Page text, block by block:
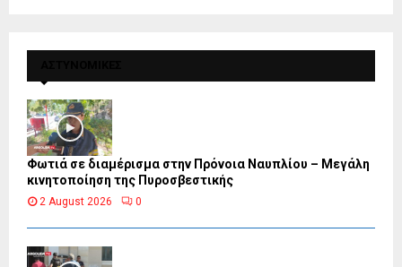
Φωτιά σε διαμέρισμα στην Πρόνοια Ναυπλίου – Μεγάλη
κινητοποίηση της Πυροσβεστικής
2 August 2026 0